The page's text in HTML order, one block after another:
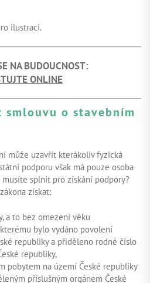
ilustraci.
NA BUDOUCNOST:
ONLINE
smlouvu o stavebním
může uzavřít kterákoliv fyzická
podporu však má pouze osoba
splnit pro získání podpory?
získat:
a to bez omezení věku
bylo vydáno povolení
republiky a přiděleno rodné číslo
republiky,
pobytem na území České republiky
příslušným orgánem České